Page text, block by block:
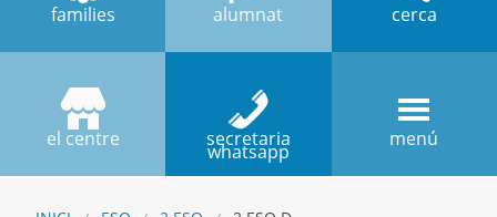
families alumnat cerca
el centre secretaria
whatsapp
menú